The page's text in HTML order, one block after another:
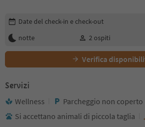
Modifica i dettagli della prenotazione
Date del check-in e check-out
notte
2 ospiti
Verifica
Servizi
Wellness
Parcheggio non coperto
Si accettano animali di piccola taglia